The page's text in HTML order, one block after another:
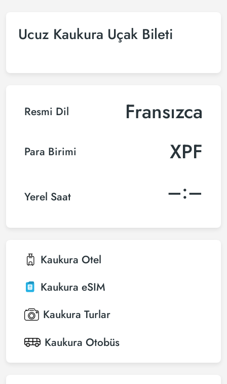
Ucuz Kaukura Uçak Bileti
Resmi Dil Fransızca
Para Birimi XPF
Yerel Saat –:–
Kaukura Otel
Kaukura eSIM
Kaukura Turlar
Kaukura Otobüs